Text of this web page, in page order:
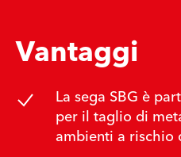
Vantaggi
La sega SBG è
per il taglio di
ambienti a rischio